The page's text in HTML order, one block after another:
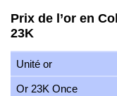
Prix de l’or en
23K
Unité or
Or 23K Once